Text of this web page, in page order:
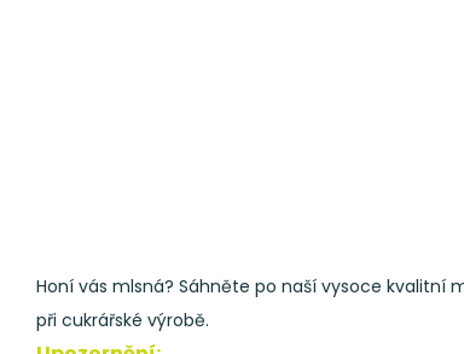
Honí vás mlsná? Sáhněte po naší vysoce kvalitní
při cukrářské výrobě.